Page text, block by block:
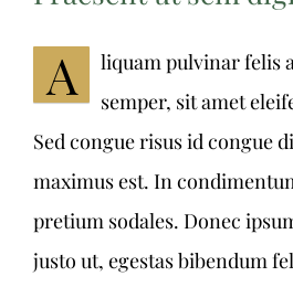
SPEISENKARTE
ANFAHRT & KONTAKT
A
liquam pulvinar felis
semper, sit amet
Sed congue risus id congue
maximus est. In
pretium sodales. Donec
justo ut, egestas bibendum